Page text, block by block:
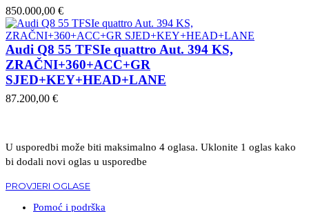
850.000,00 €
Audi Q8 55 TFSIe quattro Aut. 394 KS,
ZRAČNI+360+ACC+GR
SJED+KEY+HEAD+LANE
87.200,00 €
U usporedbi može biti maksimalno 4 oglasa. Uklonite 1 oglas kako
bi dodali novi oglas u usporedbe
PROVJERI OGLASE
Pomoć i podrška